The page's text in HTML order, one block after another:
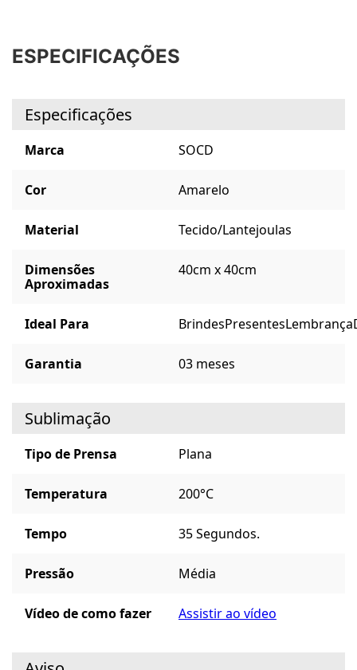
ESPECIFICAÇÕES
Especificações
Marca SOCD
Cor Amarelo
Material Tecido/Lantejoulas
Dimensões
Aproximadas
40cm x 40cm
Ideal Para BrindesPresentesLembrança
Garantia 03 meses
Sublimação
Tipo de Prensa Plana
Temperatura 200°C
Tempo 35 Segundos.
Pressão Média
Vídeo de como fazer Assistir ao vídeo